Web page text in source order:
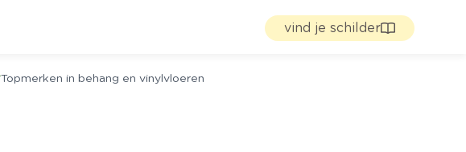
vind je schilder
Topmerken in behang en vinylvloeren